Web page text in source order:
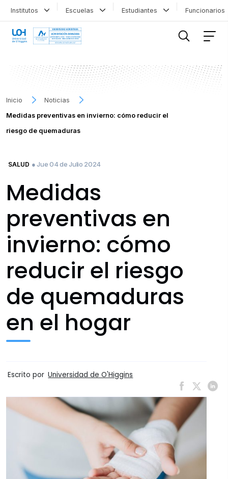
Institutos Escuelas Estudiantes
Inicio
Noticias
Medidas preventivas en invierno: cómo reducir el
riesgo de quemaduras
SALUD ● Jue 04 de Julio 2024
Medidas
preventivas en
invierno: cómo
reducir el riesgo
de quemaduras
en el hogar
Escrito por Universidad de O'Higgins